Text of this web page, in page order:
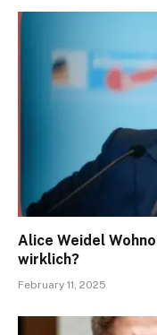
Alice Weidel
wirklich?
February 11, 2025